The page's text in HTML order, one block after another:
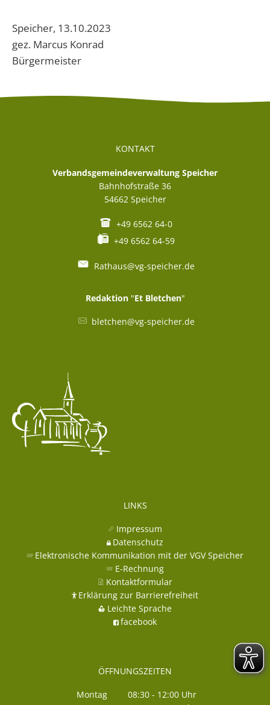
Speicher, 13.10.2023
gez. Marcus Konrad
Bürgermeister
KONTAKT
Verbandsgemeindeverwaltung Speicher
Bahnhofstraße 36
54662 Speicher
+49 6562 64-0
+49 6562 64-59
Rathaus@vg-speicher.de
Redaktion "Et Bletchen"
bletchen@vg-speicher.de
LINKS
Impressum
Datenschutz
Elektronische Kommunikation mit der VGV Speicher
E-Rechnung
Kontaktformular
Erklärung zur Barrierefreiheit
Leichte Sprache
facebook
ÖFFNUNGSZEITEN
Montag 08:30 - 12:00 Uhr